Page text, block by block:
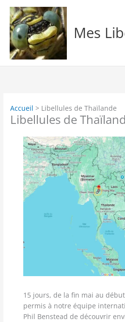
Aller
contenu
Mes
Accueil Libellules de Thaïlande
Libellules de
15 jours, de la fin mai au
permis à notre équipe
Phil Benstead de découvrir